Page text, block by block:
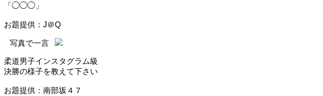
「◯◯◯」
お題提供：J＠Q
写真で一言
柔道男子インスタグラム級
決勝の様子を教えて下さい
お題提供：南部坂４７